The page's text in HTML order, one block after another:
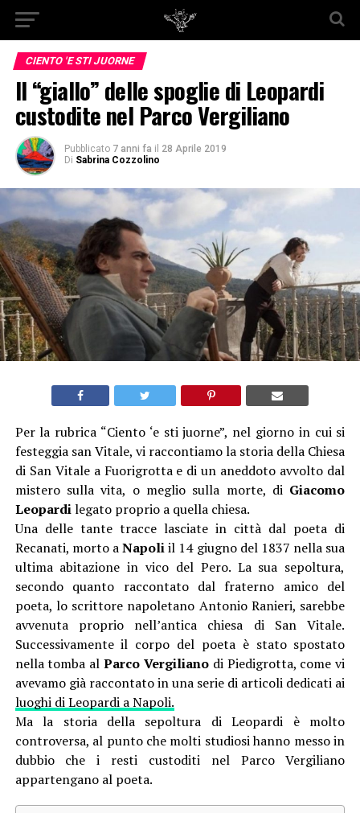
CIENTO 'E STI JUORNE
Il “giallo” delle spoglie di Leopardi
custodite nel Parco Vergiliano
Pubblicato 7 anni fa il 28 Aprile 2019
Di Sabrina Cozzolino
Per la rubrica “Ciento ‘e sti juorne”, nel giorno in cui si
festeggia san Vitale, vi raccontiamo la storia della Chiesa
di San Vitale a Fuorigrotta e di un aneddoto avvolto dal
mistero sulla vita, o meglio sulla morte, di Giacomo
Leopardilegato proprio a quella chiesa.
Una delle tante tracce lasciate in città dal poeta di
Recanati, morto aNapoliil 14 giugno del 1837 nella sua
ultima abitazione in vico del Pero. La sua sepoltura,
secondo quanto raccontato dal fraterno amico del
poeta, lo scrittore napoletano Antonio Ranieri, sarebbe
avvenuta proprio nell’antica chiesa di San Vitale.
Successivamente il corpo del poeta è stato spostato
nella tomba alParco Vergiliano di Piedigrotta, come vi
avevamo già raccontato in una serie di articoli dedicati ai
luoghi di Leopardi a Napoli.
Ma la storia della sepoltura di Leopardi è molto
controversa, al punto che molti studiosi hanno messo in
dubbio che i resti custoditi nel Parco Vergiliano
appartengano al poeta.